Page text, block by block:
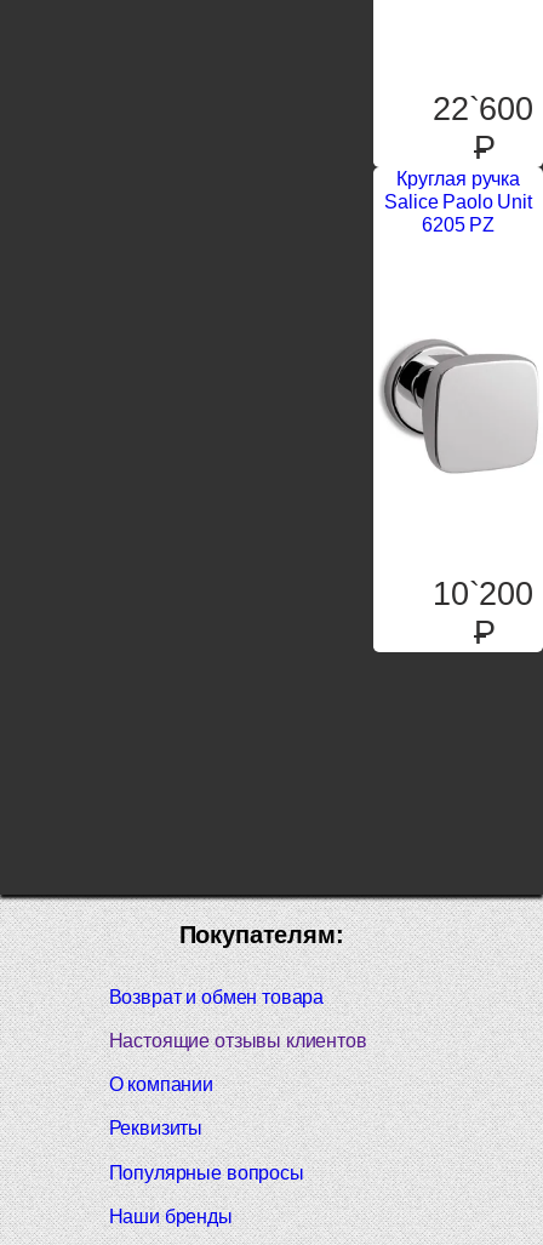
22`600
P
Круглая ручка
Salice Paolo Unit
6205 PZ
10`200
P
Покупателям:
Возврат и обмен товара
Настоящие отзывы клиентов
О компании
Реквизиты
Популярные вопросы
Наши бренды